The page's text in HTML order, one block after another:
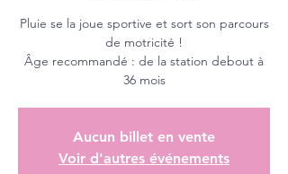
Pluie se la joue sportive et sort son parcours
de motricité !
Âge recommandé : de la station debout à
36 mois
Aucun billet en vente
Voir d'autres événements